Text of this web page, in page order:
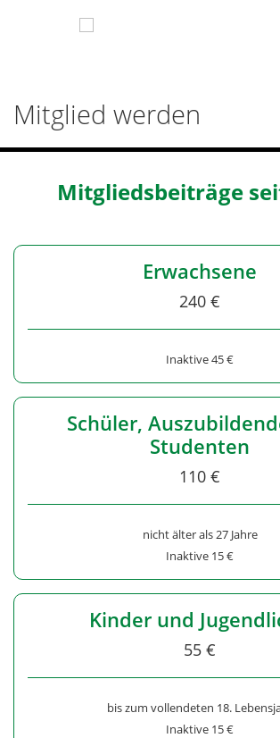
Mitglied werden
Mitgliedsbeiträge
Erwachsene
240 €
Inaktive 45 €
Schüler,
Studenten
110 €
nicht älter als 27 Jahre
Inaktive 15 €
Kinder und
55 €
bis zum vollendeten 18.
Inaktive 15 €